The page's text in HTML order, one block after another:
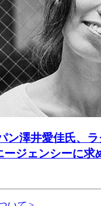
ン澤井愛佳氏、
ージェンシーに求